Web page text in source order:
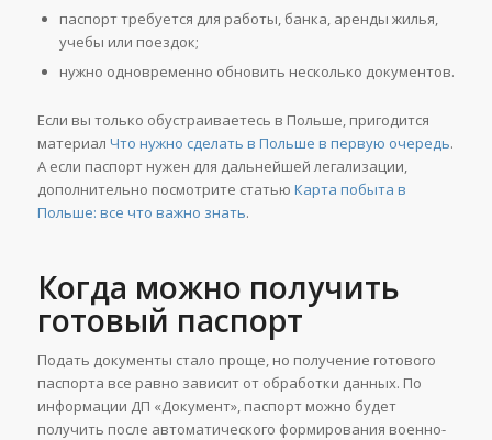
паспорт требуется для работы, банка, аренды жилья,
учебы или поездок;
нужно одновременно обновить несколько документов.
Если вы только обустраиваетесь в Польше, пригодится
материал Что нужно сделать в Польше в первую очередь.
А если паспорт нужен для дальнейшей легализации,
дополнительно посмотрите статью Карта побыта в
Польше: все что важно знать.
Когда можно получить
готовый паспорт
Подать документы стало проще, но получение готового
паспорта все равно зависит от обработки данных. По
информации ДП «Документ», паспорт можно будет
получить после автоматического формирования военно-